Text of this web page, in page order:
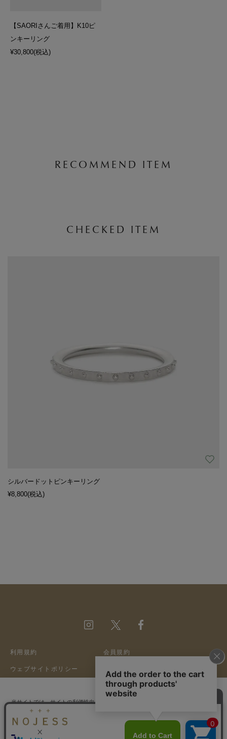
【SAORIさんご着用】K10ピ
ンキーリング
¥30,800(税込)
RECOMMEND ITEM
CHECKED ITEM
シルバードットピンキーリング
¥8,800(税込)
利用規約 会員規約
ウェブサイトポリシー
クッキーポリシー
会社概要
©A&S Co.,ltd
当サイトでは、サイトの利便性向上のためにクッキーを使用いたします。ボタン
から同意の可否を選択してください。選択せずにページを移動した場合、クッキ
ーの使用に同意したことになります。クッキーを通じて収集する情報には「お客
様個人を特定できる情報」は一切含まれておりません。詳細は
クッキーポリシ
ー
をご確認ください。